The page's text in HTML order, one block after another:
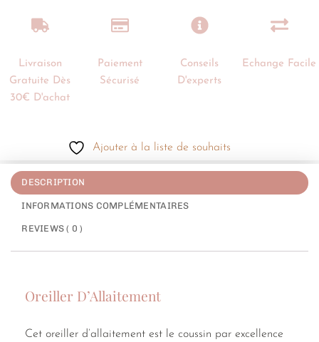
Livraison
Gratuite Dès
30€ D'achat
Paiement
Sécurisé
Conseils
D'experts
Echange Facile
Ajouter à la liste de souhaits
DESCRIPTION
INFORMATIONS COMPLÉMENTAIRES
REVIEWS ( 0 )
Oreiller D’Allaitement
Cet oreiller d’allaitement est le coussin par excellence